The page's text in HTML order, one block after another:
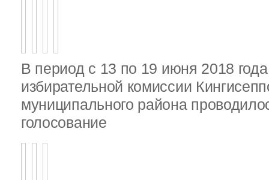
В период с 13 по 19 июня 2018
избирательной комиссии
муниципального района
голосование